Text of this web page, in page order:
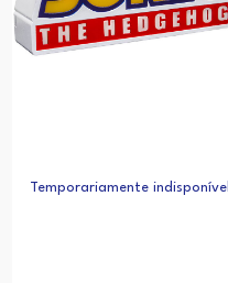
Temporariamente indisponível